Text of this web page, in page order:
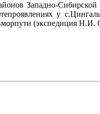
Западно-Сибирской
у
(экспедиция